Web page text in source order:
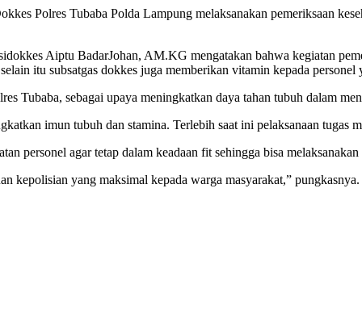
Polres Tubaba Polda Lampung melaksanakan pemeriksaan
Aiptu BadarJohan, AM.KG mengatakan bahwa kegiatan
itu subsatgas dokkes juga memberikan vitamin kepada
Tubaba, sebagai upaya meningkatkan daya tahan tubuh dalam
imun tubuh dan stamina. Terlebih saat ini pelaksanaan tugas
personel agar tetap dalam keadaan fit sehingga bisa
kepolisian yang maksimal kepada warga masyarakat,”